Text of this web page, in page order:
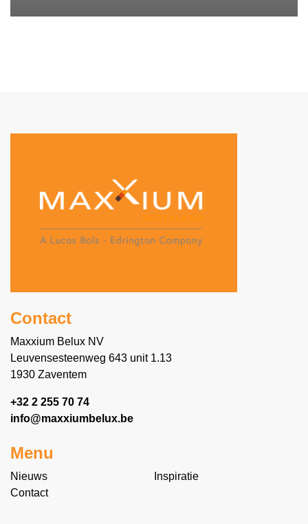
Contact
Maxxium Belux NV
Leuvensesteenweg 643 unit 1.13
1930 Zaventem
+32 2 255 70 74
info@maxxiumbelux.be
Menu
Nieuws
Inspiratie
Contact